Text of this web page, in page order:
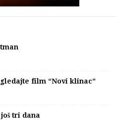
film “Novi klinac”
tri dana